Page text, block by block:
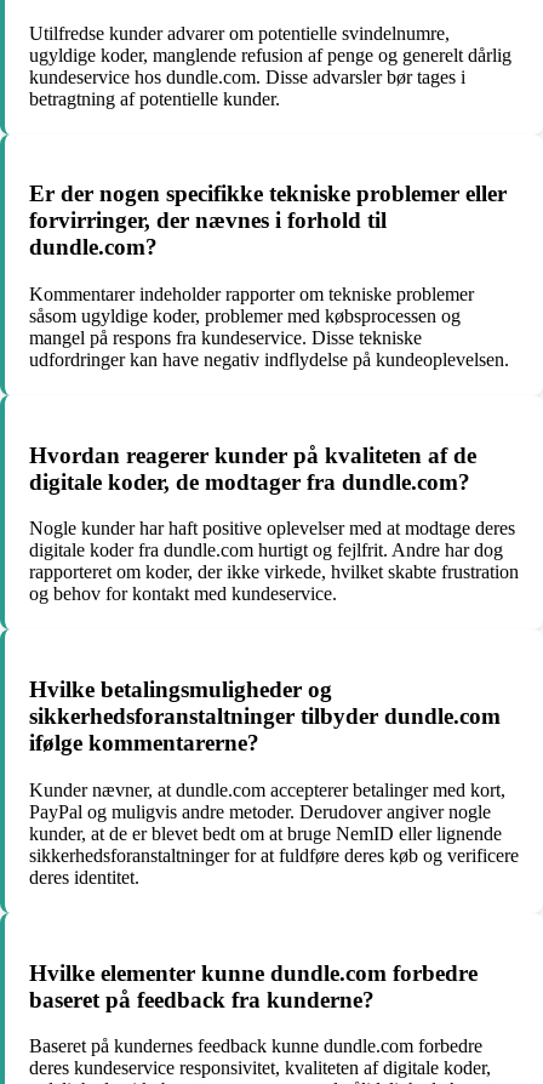
Utilfredse kunder advarer om potentielle svindelnumre,
ugyldige koder, manglende refusion af penge og generelt dårlig
kundeservice hos dundle.com. Disse advarsler bør tages i
betragtning af potentielle kunder.
Er der nogen specifikke tekniske problemer eller
forvirringer, der nævnes i forhold til
dundle.com?
Kommentarer indeholder rapporter om tekniske problemer
såsom ugyldige koder, problemer med købsprocessen og
mangel på respons fra kundeservice. Disse tekniske
udfordringer kan have negativ indflydelse på kundeoplevelsen.
Hvordan reagerer kunder på kvaliteten af de
digitale koder, de modtager fra dundle.com?
Nogle kunder har haft positive oplevelser med at modtage deres
digitale koder fra dundle.com hurtigt og fejlfrit. Andre har dog
rapporteret om koder, der ikke virkede, hvilket skabte frustration
og behov for kontakt med kundeservice.
Hvilke betalingsmuligheder og
sikkerhedsforanstaltninger tilbyder dundle.com
ifølge kommentarerne?
Kunder nævner, at dundle.com accepterer betalinger med kort,
PayPal og muligvis andre metoder. Derudover angiver nogle
kunder, at de er blevet bedt om at bruge NemID eller lignende
sikkerhedsforanstaltninger for at fuldføre deres køb og verificere
deres identitet.
Hvilke elementer kunne dundle.com forbedre
baseret på feedback fra kunderne?
Baseret på kundernes feedback kunne dundle.com forbedre
deres kundeservice responsivitet, kvaliteten af digitale koder,